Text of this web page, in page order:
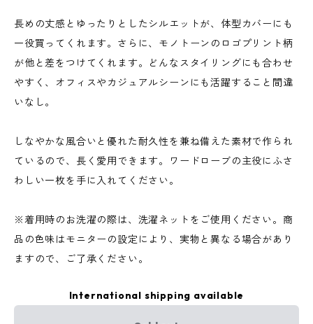
長めの丈感とゆったりとしたシルエットが、体型カバーにも
一役買ってくれます。さらに、モノトーンのロゴプリント柄
が他と差をつけてくれます。どんなスタイリングにも合わせ
やすく、オフィスやカジュアルシーンにも活躍すること間違
いなし。
しなやかな風合いと優れた耐久性を兼ね備えた素材で作られ
ているので、長く愛用できます。ワードローブの主役にふさ
わしい一枚を手に入れてください。
※着用時のお洗濯の際は、洗濯ネットをご使用ください。商
品の色味はモニターの設定により、実物と異なる場合があり
ますので、ご了承ください。
International shipping available